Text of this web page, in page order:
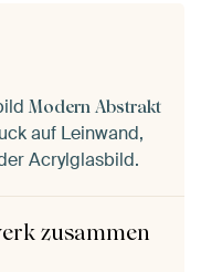
Modern Abstrakt
auf Leinwand,
Acrylglasbild.
zusammen